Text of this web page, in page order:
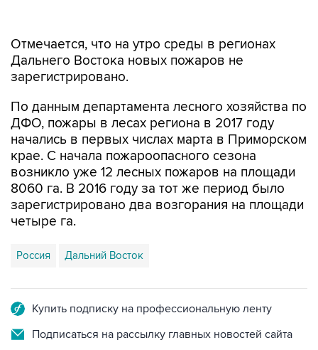
зарегистрировано.
По данным департамента лесного хозяйства по
начались в первых числах марта в Приморском
крае. С начала пожароопасного сезона
возникло уже 12 лесных пожаров на площади
8060 га. В 2016 году за тот же период было
зарегистрировано два возгорания на площади
четыре га.
Россия Дальний Восток
Подписаться на рассылку главных новостей сайта
Получать оперативные новости в официальном